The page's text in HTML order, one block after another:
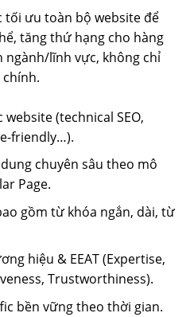
tối ưu toàn bộ website để
tăng thứ hạng cho hàng
ngành/lĩnh vực, không chỉ
(technical SEO,
friendly…).
chuyên sâu theo mô
Page.
gồm từ khóa ngắn, dài, từ
hiệu & EEAT (Expertise,
Trustworthiness).
bền vững theo thời gian.